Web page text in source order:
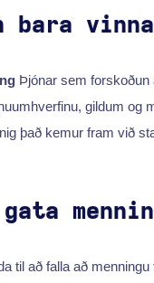
bara
Þjónar sem forskoðun
gildum
það kemur fram við
til að falla að